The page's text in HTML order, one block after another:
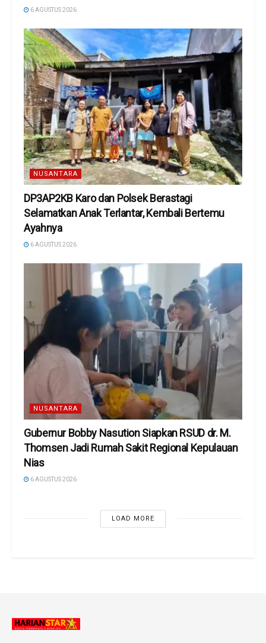
6 AGUSTUS 2026
NUSANTARA
DP3AP2KB Karo dan Polsek Berastagi
Selamatkan Anak Terlantar, Kembali Bertemu
Ayahnya
6 AGUSTUS 2026
NUSANTARA
Gubernur Bobby Nasution Siapkan RSUD dr. M.
Thomsen Jadi Rumah Sakit Regional Kepulauan
Nias
6 AGUSTUS 2026
LOAD MORE